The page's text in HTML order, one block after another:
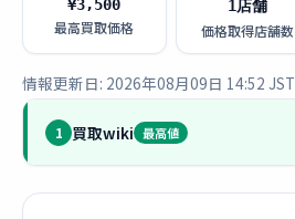
¥3,500
最高買取価格
1店舗
価格取得店舗数
情報更新日: 2026年08月09日 14:52 JST
1 買取wiki 最高値